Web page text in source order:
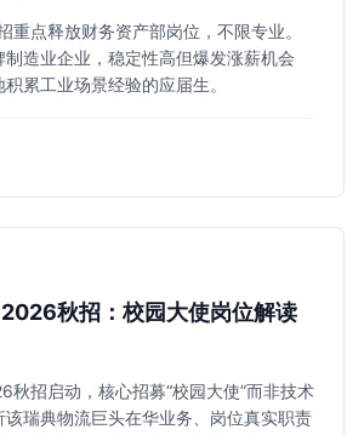
重点释放财务资产部岗位，不限专业。
造业企业，稳定性高但爆发涨薪机会
累工业场景经验的应届生。
秋招：校园大使岗位解读
秋招启动，核心招募“校园大使”而非技术
瑞典物流巨头在华业务、岗位真实职责